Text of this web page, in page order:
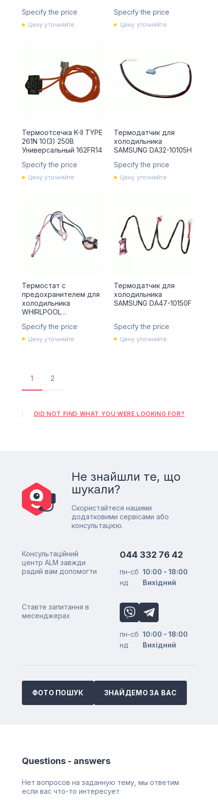
Specify the price
Цену уточняйте
Specify the price
Цену уточняйте
Термоотсечка K-II TYPE
261N 10(3) 250В
Универсальный 162FR14
Specify the price
Цену уточняйте
Термодатчик для
холодильника
SAMSUNG DA32-10105H
Specify the price
Цену уточняйте
Термостат с
предохранителем для
холодильника
WHIRLPOOL
Specify the price
Цену уточняйте
Термодатчик для
холодильника
SAMSUNG DA47-10150F
Specify the price
Цену уточняйте
Поточна
1
Сторінка
2
DID NOT FIND WHAT YOU WERE LOOKING FOR?
Не знайшли те, що
шукали?
Скористайтеся нашими
додатковими сервісами або
консультацією.
Консультаційний
центр ALM завжди
радий вам допомогти
044 332 76 42
пн-сб 10:00 - 18:00
нд
Вихідний
Ставте запитання в
месенджерах
пн-сб 10:00 - 18:00
нд
Вихідний
ФОТО ПОШУК ЗНАЙДЕМО ЗА ВАС
Questions - answers
Нет вопросов на заданную тему, мы ответим
если вас что-то интересует